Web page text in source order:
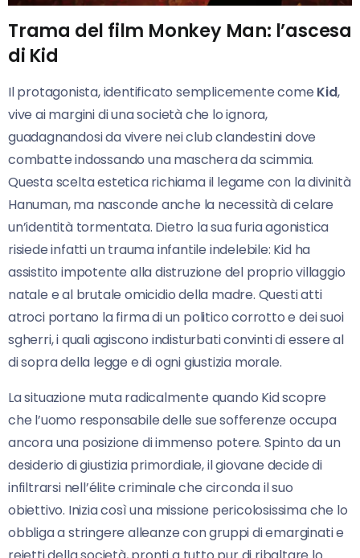
Trama del film Monkey Man: l’ascesa
di Kid
Il protagonista, identificato semplicemente come Kid,
vive ai margini di una società che lo ignora,
guadagnandosi da vivere nei club clandestini dove
combatte indossando una maschera da scimmia.
Questa scelta estetica richiama il legame con la divinità
Hanuman, ma nasconde anche la necessità di celare
un’identità tormentata. Dietro la sua furia agonistica
risiede infatti un trauma infantile indelebile: Kid ha
assistito impotente alla distruzione del proprio villaggio
natale e al brutale omicidio della madre. Questi atti
atroci portano la firma di un politico corrotto e dei suoi
sgherri, i quali agiscono indisturbati convinti di essere al
di sopra della legge e di ogni giustizia morale.
La situazione muta radicalmente quando Kid scopre
che l’uomo responsabile delle sue sofferenze occupa
ancora una posizione di immenso potere. Spinto da un
desiderio di giustizia primordiale, il giovane decide di
infiltrarsi nell’élite criminale che circonda il suo
obiettivo. Inizia così una missione pericolosissima che lo
obbliga a stringere alleanze con gruppi di emarginati e